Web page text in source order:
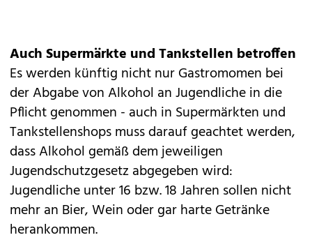
Auch Supermärkte und Tankstellen betroffen
Es werden künftig nicht nur Gastromomen bei
der Abgabe von Alkohol an Jugendliche in die
Pflicht genommen - auch in Supermärkten und
Tankstellenshops muss darauf geachtet werden,
dass Alkohol gemäß dem jeweiligen
Jugendschutzgesetz abgegeben wird:
Jugendliche unter 16 bzw. 18 Jahren sollen nicht
mehr an Bier, Wein oder gar harte Getränke
herankommen.